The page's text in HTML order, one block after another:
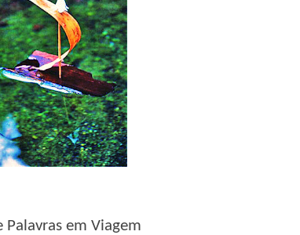
Palavras em Viagem